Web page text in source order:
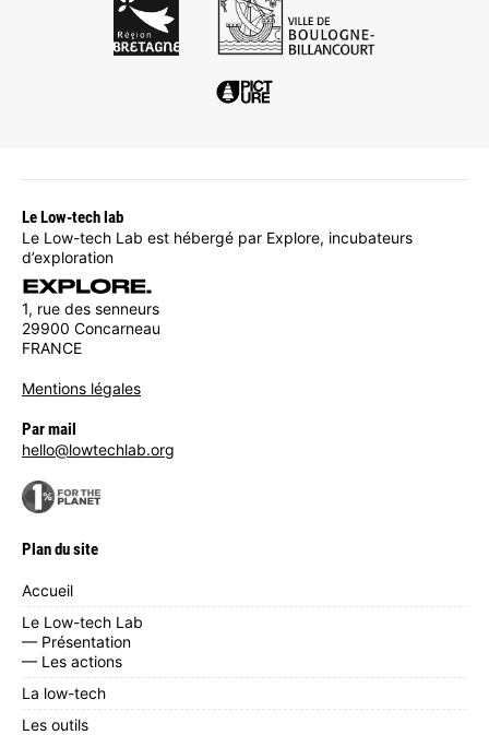
Le Low-tech lab
Le Low-tech Lab est hébergé par Explore, incubateurs
d’exploration
1, rue des senneurs
29900 Concarneau
FRANCE
Mentions légales
Par mail
hello@lowtechlab.org
Plan du site
Accueil
Le Low-tech Lab
— Présentation
— Les actions
La low-tech
Les outils